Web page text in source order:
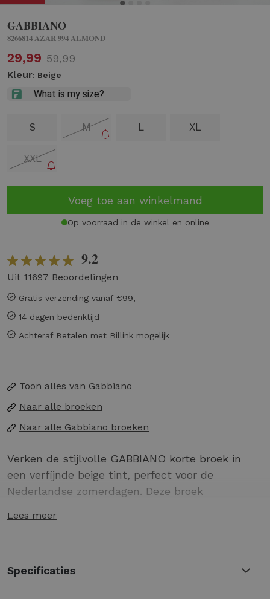
GABBIANO
8266814 AZAR 994 ALMOND
29,99 59,99
Kleur: Beige
S M L XL
XXL
Voeg toe aan winkelmand
Op voorraad in de winkel en online
9.2
Uit 11697 Beoordelingen
Gratis verzending vanaf €99,-
14 dagen bedenktijd
Achteraf Betalen met Billink mogelijk
Toon alles van Gabbiano
Naar alle broeken
Naar alle Gabbiano broeken
Verken de stijlvolle GABBIANO korte broek in
een verfijnde beige tint, perfect voor de
Nederlandse zomerdagen. Deze broek
uitstraling, ideaal voor elke casual gelegenheid.
ultiem draagcomfort
Lees meer
Specificaties